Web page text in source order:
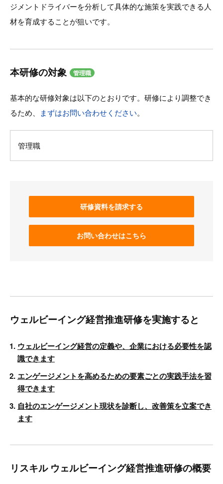
ジメントドライバーを分析して具体的な施策を実践できる人
材を育成することが狙いです。
本研修の対象 管理職
基本的な研修対象は以下のとおりです。研修により調整でき
るため、
まずはお問い合わせください。
管理職
研修資料を請求する
お問い合わせはこちら
ウェルビーイング経営推進研修を実施すると
ウェルビーイング経営の定義や、企業における必要性を認
識できます
エンゲージメントを高めるための要素ごとの実践手法を習
得できます
自社のエンゲージメント現状を診断し、改善策を立案でき
ます
リスキル ウェルビーイング経営推進研修の概要